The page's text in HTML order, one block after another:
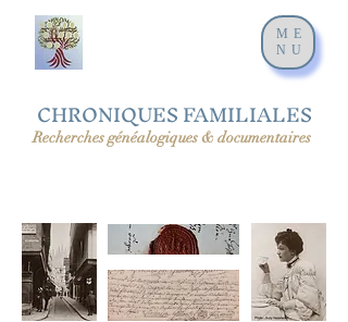
CHRONIQUES FAMILIALES
Recherches généalogiques & documentaires
ME
NU